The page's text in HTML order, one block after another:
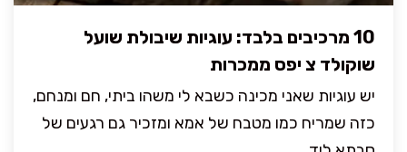
10 מרכיבים בלבד: עוגיות שיבולת שועל
שוקולד צ יפס ממכרות
יש עוגיות שאני מכינה כשבא לי משהו ביתי, חם ומנחם,
כזה שמריח כמו מטבח של אמא ומזכיר גם רגעים של